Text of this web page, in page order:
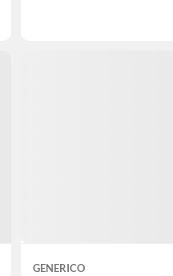
GENERICO